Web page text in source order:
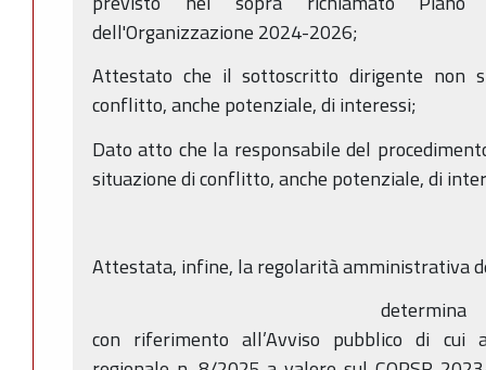
dell'Organizzazione 2024-2026;
Attestato che il sottoscritto dirigente non
conflitto, anche potenziale, di interessi;
Dato atto che la responsabile del
situazione di conflitto, anche potenziale, di
Attestata, infine, la regolarità amministrativa
determina
con riferimento all’Avviso pubblico di cui